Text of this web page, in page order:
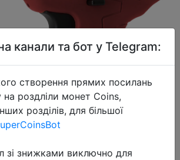
канали та бот у Telegram:
створення прямих посилань
роздліли монет Coins,
розділів, для більшої
зі знижками виключно для